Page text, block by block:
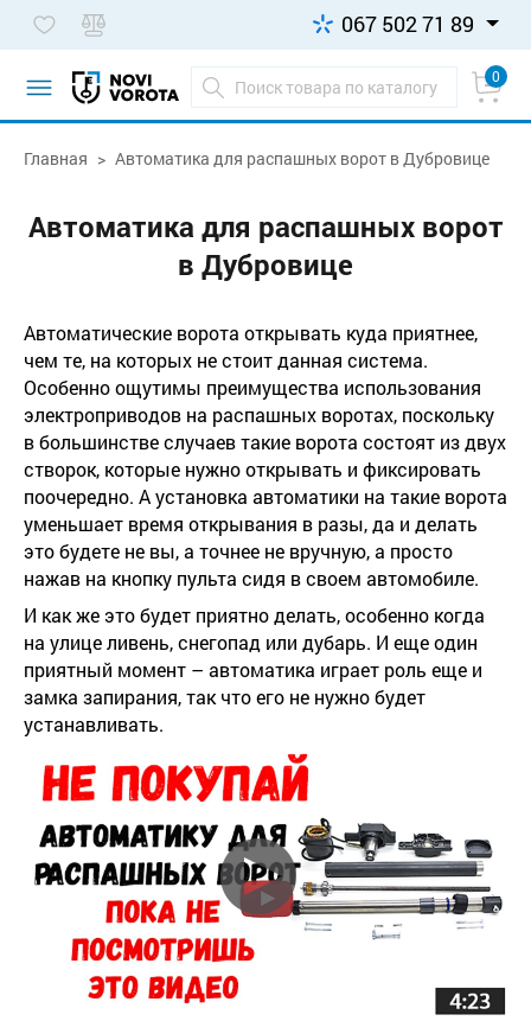
067 502 71 89
0
Главная Автоматика для распашных ворот в Дубровице
Автоматика для распашных ворот
в Дубровице
Автоматические ворота открывать куда приятнее,
чем те, на которых не стоит данная система.
Особенно ощутимы преимущества использования
электроприводов на распашных воротах, поскольку
в большинстве случаев такие ворота состоят из двух
створок, которые нужно открывать и фиксировать
поочередно. А установка автоматики на такие ворота
уменьшает время открывания в разы, да и делать
это будете не вы, а точнее не вручную, а просто
нажав на кнопку пульта сидя в своем автомобиле.
И как же это будет приятно делать, особенно когда
на улице ливень, снегопад или дубарь. И еще один
приятный момент – автоматика играет роль еще и
замка запирания, так что его не нужно будет
устанавливать.